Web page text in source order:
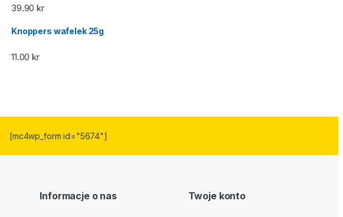
39.90kr
Knoppers wafelek 25g
11.00kr
[mc4wp_form id="5674"]
Informacje o nas Twoje konto